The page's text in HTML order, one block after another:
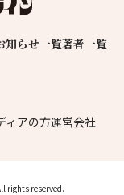
知らせ一覧著者一覧
ィアの方運営会社
rights reserved.